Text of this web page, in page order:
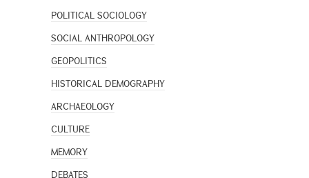
POLITICAL SOCIOLOGY
SOCIAL ANTHROPOLOGY
GEOPOLITICS
HISTORICAL DEMOGRAPHY
ARCHAEOLOGY
CULTURE
MEMORY
DEBATES